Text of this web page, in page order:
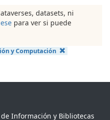
datasets, ni
para ver si puede
y Computación
Información y Bibliotecas